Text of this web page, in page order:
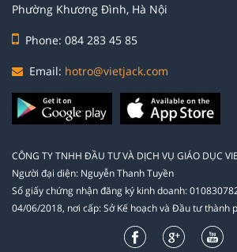
Phường Khương Đình, Hà Nội
Phone: 084 283 45 85
Email: hotro@vietjack.com
CÔNG TY TNHH ĐẦU TƯ VÀ DỊCH VỤ GIÁO DỤC
Người đại diện: Nguyễn Thanh Tuyền
Số giấy chứng nhận đăng ký kinh doanh:
04/06/2018, nơi cấp: Sở Kế hoạch và Đầu tư thành